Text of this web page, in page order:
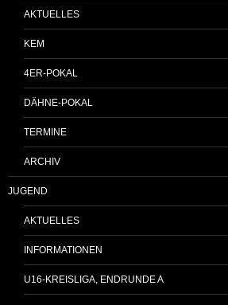
AKTUELLES
KEM
4ER-POKAL
DÄHNE-POKAL
TERMINE
ARCHIV
JUGEND
AKTUELLES
INFORMATIONEN
U16-KREISLIGA, ENDRUNDE A